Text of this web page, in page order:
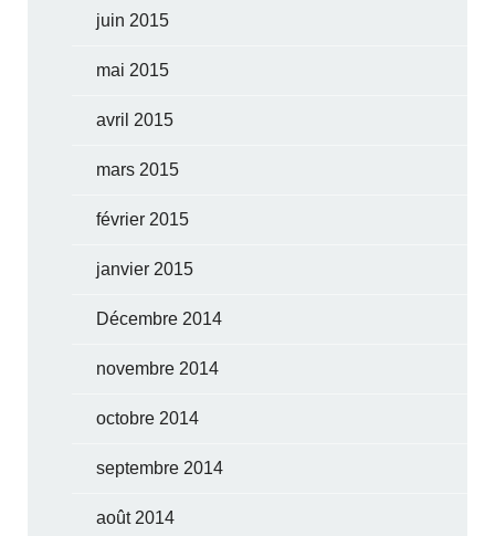
juin 2015
mai 2015
avril 2015
mars 2015
février 2015
janvier 2015
Décembre 2014
novembre 2014
octobre 2014
septembre 2014
août 2014